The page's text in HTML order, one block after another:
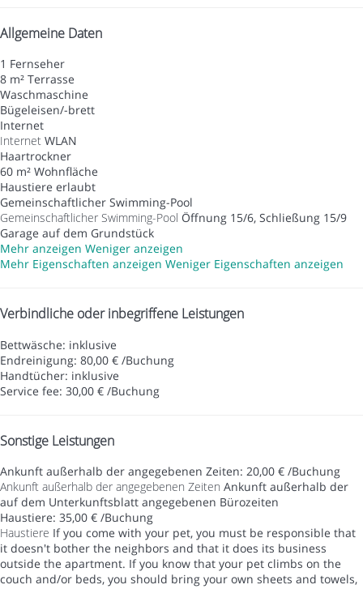
Allgemeine Daten
1 Fernseher
8 m² Terrasse
Waschmaschine
Bügeleisen/-brett
Internet
Internet WLAN
Haartrockner
60 m² Wohnfläche
Haustiere erlaubt
Gemeinschaftlicher Swimming-Pool
Gemeinschaftlicher Swimming-Pool Öffnung 15/6, Schließung 15/9
Garage auf dem Grundstück
Mehr anzeigen Weniger anzeigen
Mehr Eigenschaften anzeigen Weniger Eigenschaften anzeigen
Verbindliche oder inbegriffene Leistungen
Bettwäsche: inklusive
Endreinigung: 80,00 € /Buchung
Handtücher: inklusive
Service fee: 30,00 € /Buchung
Sonstige Leistungen
Ankunft außerhalb der angegebenen Zeiten: 20,00 € /Buchung
Ankunft außerhalb der angegebenen Zeiten Ankunft außerhalb der
auf dem Unterkunftsblatt angegebenen Bürozeiten
Haustiere: 35,00 € /Buchung
Haustiere If you come with your pet, you must be responsible that
it doesn't bother the neighbors and that it does its business
outside the apartment. If you know that your pet climbs on the
couch and/or beds, you should bring your own sheets and towels,